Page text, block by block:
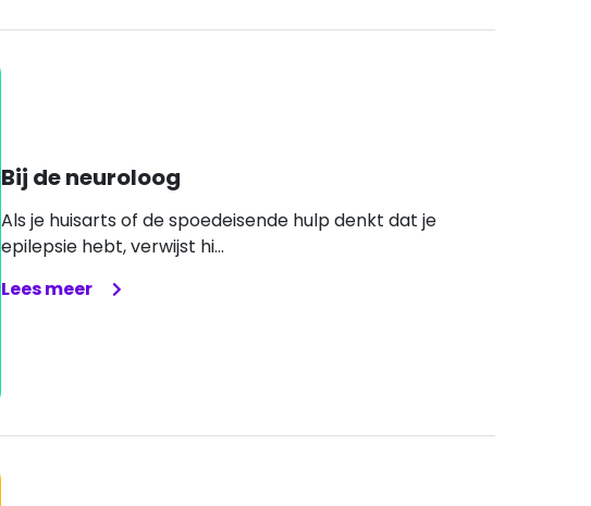
Bij de neuroloog
Als je huisarts of de spoedeisende hulp denkt dat je
epilepsie hebt, verwijst hi...
Lees meer